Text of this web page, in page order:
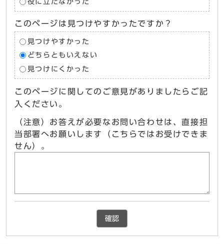
役に立たなかった
このページは見つけやすかったですか？
見つけやすかった
どちらともいえない
見つけにくかった
このページに関してのご意見がありましたらご記
入ください。
（注意）お答えが必要なお問い合わせは、直接担
当部署へお願いします（こちらではお受けできま
せん）。
確認